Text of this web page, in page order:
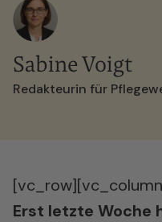
Sabine Voigt
Redakteurin für
Erst letzte Woche